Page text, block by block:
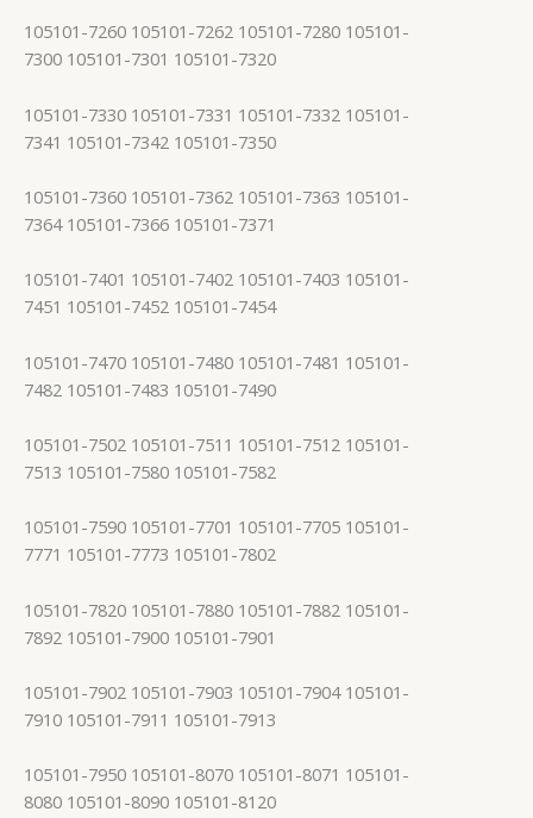
105101-7260 105101-7262 105101-7280 105101-
7300 105101-7301 105101-7320
105101-7330 105101-7331 105101-7332 105101-
7341 105101-7342 105101-7350
105101-7360 105101-7362 105101-7363 105101-
7364 105101-7366 105101-7371
105101-7401 105101-7402 105101-7403 105101-
7451 105101-7452 105101-7454
105101-7470 105101-7480 105101-7481 105101-
7482 105101-7483 105101-7490
105101-7502 105101-7511 105101-7512 105101-
7513 105101-7580 105101-7582
105101-7590 105101-7701 105101-7705 105101-
7771 105101-7773 105101-7802
105101-7820 105101-7880 105101-7882 105101-
7892 105101-7900 105101-7901
105101-7902 105101-7903 105101-7904 105101-
7910 105101-7911 105101-7913
105101-7950 105101-8070 105101-8071 105101-
8080 105101-8090 105101-8120